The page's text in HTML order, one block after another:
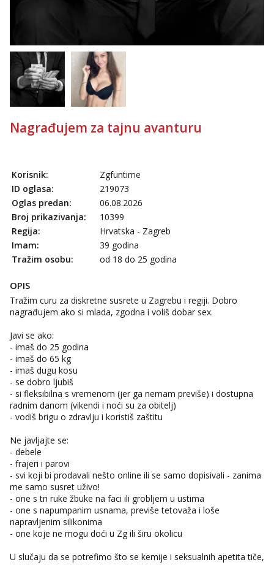
Nagrađujem za tajnu avanturu
Korisnik:
Zgfuntime
ID oglasa:
219073
Oglas predan:
06.08.2026
Broj prikazivanja:
10399
Regija:
Hrvatska - Zagreb
Imam:
39 godina
Tražim osobu:
od 18 do 25 godina
OPIS
Tražim curu za diskretne susrete u Zagrebu i regiji. Dobro
nagrađujem ako si mlada, zgodna i voliš dobar sex.
Javi se ako:
- imaš do 25 godina
- imaš do 65 kg
- imaš dugu kosu
- se dobro ljubiš
- si fleksibilna s vremenom (jer ga nemam previše) i dostupna
radnim danom (vikendi i noći su za obitelj)
- vodiš brigu o zdravlju i koristiš zaštitu
Ne javljajte se:
- debele
- frajeri i parovi
- svi koji bi prodavali nešto online ili se samo dopisivali - zanima
me samo susret uživo!
- one s tri ruke žbuke na faci ili grobljem u ustima
- one s napumpanim usnama, previše tetovaža i loše
napravljenim silikonima
- one koje ne mogu doći u Zg ili širu okolicu
U slučaju da se potrefimo što se kemije i seksualnih apetita tiče,